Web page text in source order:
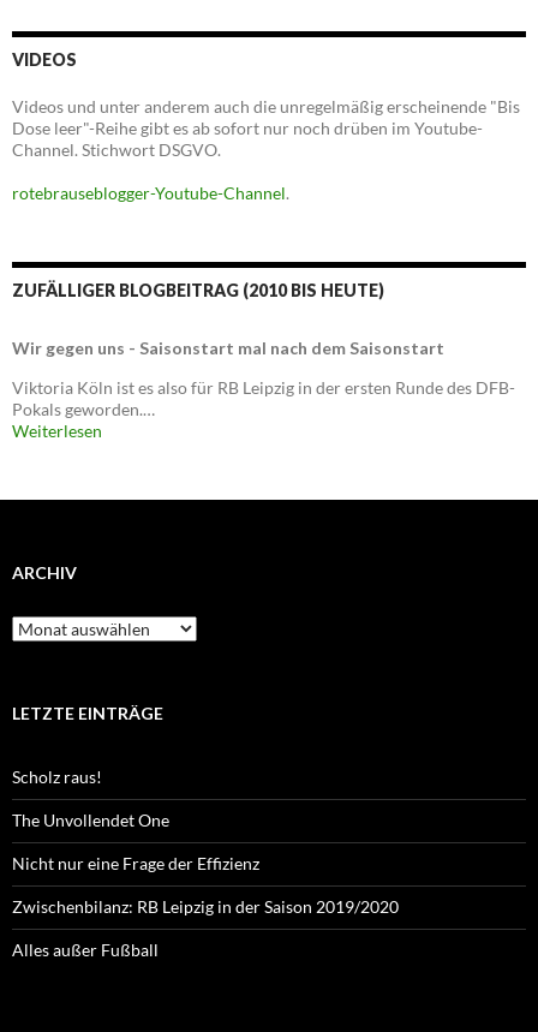
VIDEOS
Videos und unter anderem auch die unregelmäßig erscheinende "Bis
Dose leer"-Reihe gibt es ab sofort nur noch drüben im Youtube-
Channel. Stichwort DSGVO.
rotebrauseblogger-Youtube-Channel.
ZUFÄLLIGER BLOGBEITRAG (2010 BIS HEUTE)
Wir gegen uns - Saisonstart mal nach dem Saisonstart
Viktoria Köln ist es also für RB Leipzig in der ersten Runde des DFB-
Pokals geworden.…
Weiterlesen
ARCHIV
Archiv
LETZTE EINTRÄGE
Scholz raus!
The Unvollendet One
Nicht nur eine Frage der Effizienz
Zwischenbilanz: RB Leipzig in der Saison 2019/2020
Alles außer Fußball